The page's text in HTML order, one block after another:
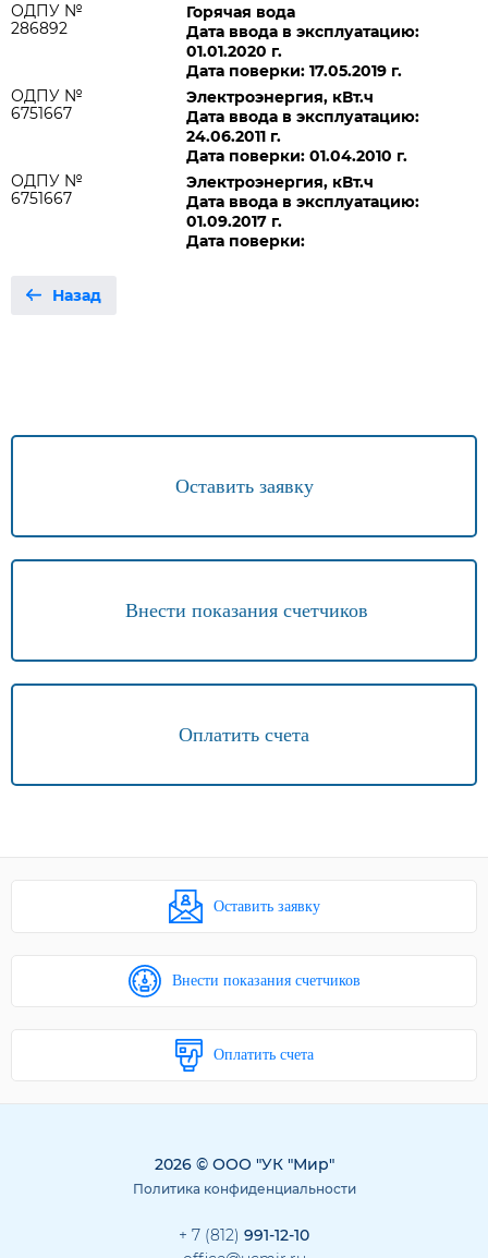
ОДПУ №
286892
Горячая вода
Дата ввода в эксплуатацию:
01.01.2020 г.
Дата поверки: 17.05.2019 г.
ОДПУ №
6751667
Электроэнергия, кВт.ч
Дата ввода в эксплуатацию:
24.06.2011 г.
Дата поверки: 01.04.2010 г.
ОДПУ №
6751667
Электроэнергия, кВт.ч
Дата ввода в эксплуатацию:
01.09.2017 г.
Дата поверки:
Назад
Оставить заявку
Внести показания счетчиков
Оплатить счета
Оставить заявку
Внести показания счетчиков
Оплатить счета
2026 © ООО "УК "Мир"
Политика конфиденциальности
+ 7 (812) 991-12-10